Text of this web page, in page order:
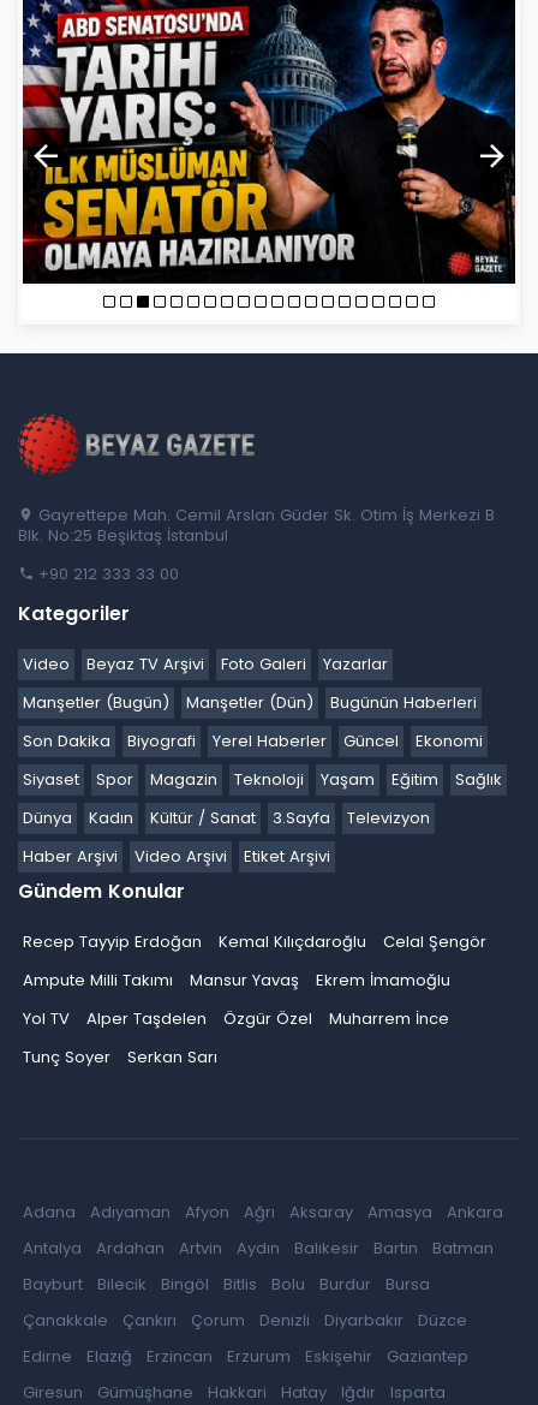
Gayrettepe Mah. Cemil Arslan Güder Sk. Otim İş Merkezi B
Blk. No:25 Beşiktaş İstanbul
+90 212 333 33 00
Kategoriler
Video Beyaz TV Arşivi Foto Galeri
Yazarlar
Manşetler (Bugün)
Manşetler (Dün)
Bugünün Haberleri
Son Dakika
Biyografi Yerel Haberler Güncel
Ekonomi
Siyaset
Spor Magazin Teknoloji Yaşam Eğitim
Sağlık
Dünya
Kadın Kültür / Sanat 3.Sayfa
Televizyon
Haber Arşivi
Video Arşivi Etiket Arşivi
Gündem Konular
Recep Tayyip Erdoğan Kemal Kılıçdaroğlu
Celal Şengör
Ampute Milli Takımı
Mansur Yavaş
Ekrem İmamoğlu
Yol TV
Alper Taşdelen Özgür Özel
Muharrem İnce
Tunç Soyer
Serkan Sarı
Adana Adıyaman Afyon Ağrı Aksaray Amasya
Ankara
Antalya
Ardahan Artvin Aydın Balıkesir Bartın
Batman
Bayburt
Bilecik Bingöl Bitlis Bolu Burdur
Bursa
Çanakkale
Çankırı Çorum Denizli Diyarbakır
Düzce
Edirne
Elazığ Erzincan Erzurum Eskişehir
Gaziantep
Giresun
Gümüşhane Hakkari Hatay Iğdır
Isparta